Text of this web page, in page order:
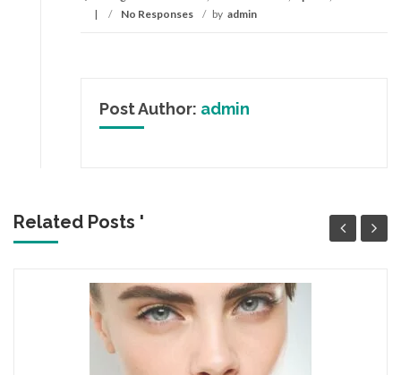
/
No Responses / by admin
Post Author: admin
Related Posts '